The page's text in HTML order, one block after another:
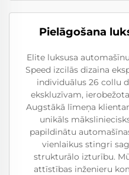
Pielāgošana
Elite luksusa
Speed izcilās dizaina
individuālus 26 collu
ekskluzīvam,
Augstākā līmeņa
unikāls
papildinātu
vienlaikus stingri
strukturālo izturību.
attīstības inženieru